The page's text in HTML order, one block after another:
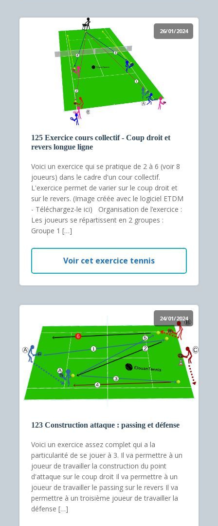
26/01/2024
125 Exercice cours collectif - Coup droit et
revers longue ligne
Voici un exercice qui se pratique de 2 à 6 (voir 8
joueurs) dans le cadre d'un cour collectif.
L'exercice permet de varier sur le coup droit et
sur le revers. (Image créée avec le logiciel ETDM
- Téléchargez-le ici) Organisation de l’exercice :
Les joueurs se répartissent en 2 groupes :
Groupe 1 […]
Voir cet exercice tennis
24/01/2024
123 Construction attaque : passing et défense
Voici un exercice assez complet qui a la
particularité de se jouer à 3. Il va permettre à un
joueur de travailler la construction du point
d'attaque sur le coup droit Il va permettre à un
joueur de travailler le passing sur le revers Il va
permettre à un troisième joueur de travailler la
défense […]